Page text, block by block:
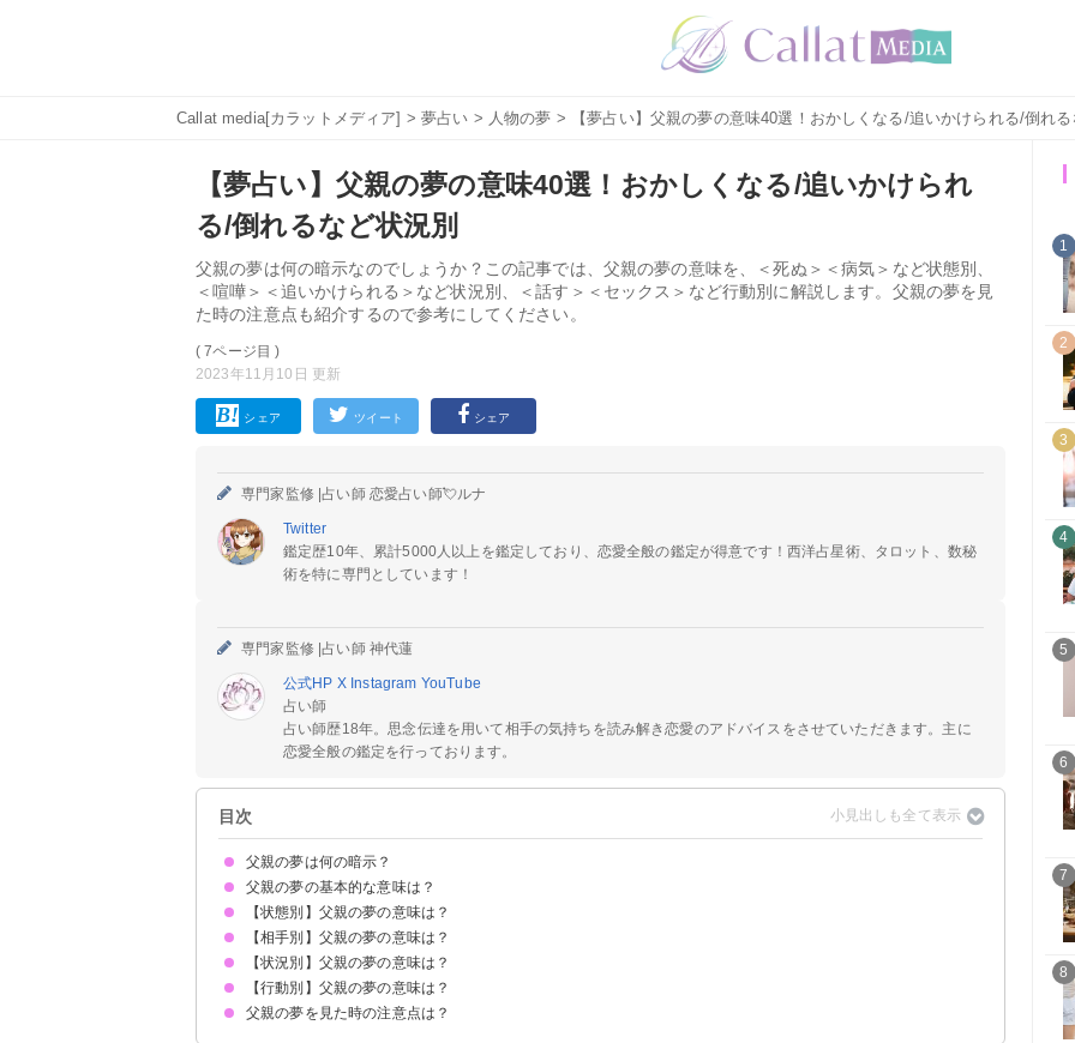
Callat media[カラットメディア] >夢占い > 人物の夢 > 【夢占い】父親の夢の意味40選！おかしくなる/追いかけられる/倒れ
【夢占い】父親の夢の意味40選！おかしくなる/追いかけられ
る/倒れるなど状況別
父親の夢は何の暗示なのでしょうか？この記事では、父親の夢の意味を、＜死ぬ＞＜病気＞など状態別、
＜喧嘩＞＜追いかけられる＞など状況別、＜話す＞＜セックス＞など行動別に解説します。父親の夢を見
た時の注意点も紹介するので参考にしてください。
( 7ページ目 )
2023年11月10日 更新
シェア ツイート シェア
専門家監修 |占い師 恋愛占い師💘ルナ
Twitter
鑑定歴10年、累計5000人以上を鑑定しており、恋愛全般の鑑定が得意です！西洋占星術、タロット、数秘
術を特に専門としています！
専門家監修 |占い師 神代蓮
公式HP X Instagram YouTube
占い師
占い師歴18年。思念伝達を用いて相手の気持ちを読み解き恋愛のアドバイスをさせていただきます。主に
恋愛全般の鑑定を行っております。
目次
父親の夢は何の暗示？
父親の夢の基本的な意味は？
①権威や権力の象徴
②親への依存の暗示
状況によって意味が決まる
【状態別】父親の夢の意味は？
父親が死ぬ夢【吉夢】
父親が病気になる夢【凶夢】
父親が怪我する夢【凶夢】
父親が危篤になる夢【凶夢】
父親が優しい夢【吉夢】
父親が冷たい・機嫌が悪い夢【警告夢】
父親が禿げる夢【凶夢】
父親がしゃべらない夢【警告夢】
【相手別】父親の夢の意味は？
亡くなった父親が出てくる夢【予知夢】
離婚した父親が出てくる夢【吉夢】
現実とは違う父親が出てくる夢【願望夢】
【状況別】父親の夢の意味は？
父親と喧嘩する夢【願望夢】
父親が笑う夢【吉夢】
父親に追いかけられる夢【凶夢】
父親がおかしくなる夢【凶夢】
父親が泣いている夢【警告夢】
父親が怒っている夢【吉夢】
父親が倒れる夢【凶夢】
父親が恋人になる夢【警告夢】
父親が浮気する夢【凶夢】
父親に襲われる夢【凶夢】
父親が逮捕される夢【吉夢】
父親が殴られる夢【警告夢】
父親と母親が離婚する夢【警告夢】
【行動別】父親の夢の意味は？
父親と話す夢【吉夢】
父親とキスする夢【吉夢】
父親とハグする夢【願望夢】
父親とセックスする夢【凶夢】
父親と食事する夢【吉夢】
父親と電話する夢【願望夢】
父親と手をつなぐ夢【願望夢】
父親とドライブする夢【警告夢】
父親と仲直りする夢【吉夢】
父親から逃げる夢【凶夢】
父親を助ける夢【吉夢】
父親を殺す夢【吉夢】
父親に怒る夢【願望夢】
父親を探す夢【願望夢】
父親を介護する夢【警告夢】
父親の葬式に参加する夢【吉夢】
父親の夢を見た時の注意点は？
1
2
3
4
5
6
7
8